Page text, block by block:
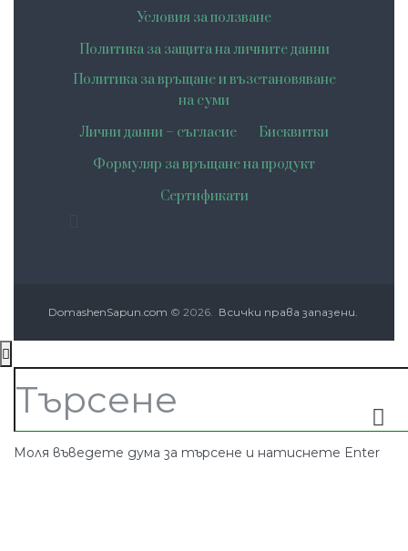
Условия за ползване
Политика за защита на личните данни
Политика за връщане и възстановяване
на суми
Лични данни – съгласие
Бисквитки
Формуляр за връщане на продукт
Сертификати
DomashenSapun.com © 2026. Всички права запазени.
Моля въведете дума за търсене и натиснете Enter